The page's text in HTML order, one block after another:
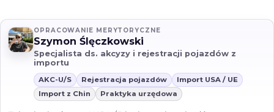
OPRACOWANIE MERYTORYCZNE
Szymon Ślęczkowski
Specjalista ds. akcyzy i rejestracji pojazdów z
importu
AKC-U/S Rejestracja pojazdów
Import USA / UE
Import z Chin
Praktyka urzędowa